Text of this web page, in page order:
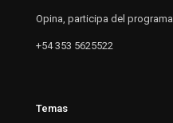
Opina, participa del programa.
+54 353 5625522
Temas